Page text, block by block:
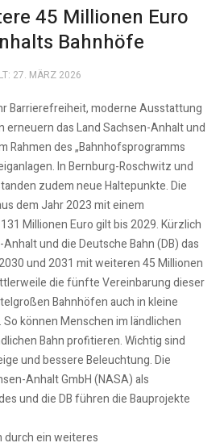
45 Millionen Euro
Bahnhöfe
27. MÄRZ 2026
Barrierefreiheit, moderne Ausstattung
erneuern das Land Sachsen-Anhalt und
Rahmen des „Bahnhofsprogramms
In Bernburg-Roschwitz und
zudem neue Haltepunkte. Die
dem Jahr 2023 mit einem
Millionen Euro gilt bis 2029. Kürzlich
und die Deutsche Bahn (DB) das
und 2031 mit weiteren 45 Millionen
die fünfte Vereinbarung dieser
Bahnhöfen auch in kleine
können Menschen im ländlichen
Bahn profitieren. Wichtig sind
und bessere Beleuchtung. Die
Anhalt GmbH (NASA) als
und die DB führen die Bauprojekte
ein weiteres